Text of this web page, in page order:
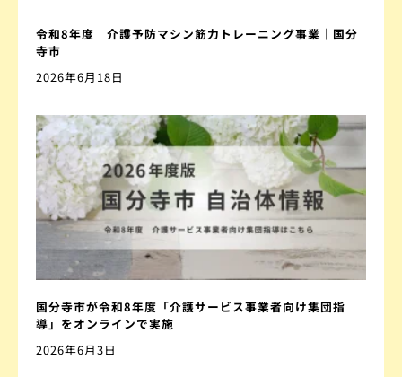
令和8年度 介護予防マシン筋力トレーニング事業｜国分
寺市
2026年6月18日
国分寺市が令和8年度「介護サービス事業者向け集団指
導」をオンラインで実施
2026年6月3日